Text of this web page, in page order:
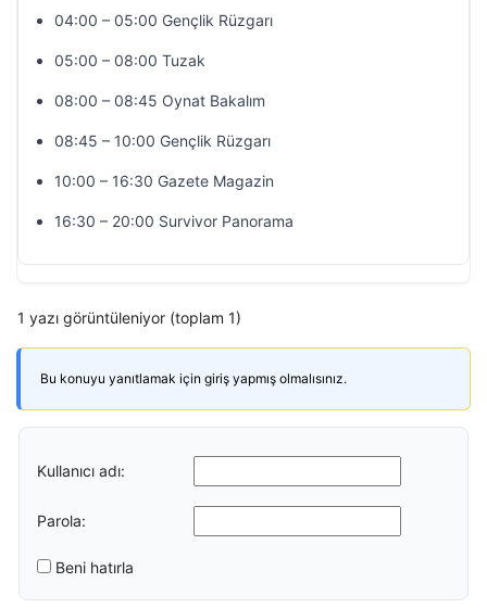
04:00 – 05:00 Gençlik Rüzgarı
05:00 – 08:00 Tuzak
08:00 – 08:45 Oynat Bakalım
08:45 – 10:00 Gençlik Rüzgarı
10:00 – 16:30 Gazete Magazin
16:30 – 20:00 Survivor Panorama
1 yazı görüntüleniyor (toplam 1)
Bu konuyu yanıtlamak için giriş yapmış olmalısınız.
Kullanıcı adı:
Parola:
Beni hatırla